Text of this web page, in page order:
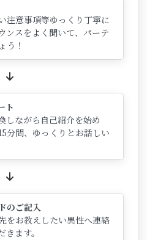
注意事項等ゆっくり丁寧に
ンスをよく聞いて、パーテ
う！
ト
しながら自己紹介を始め
分間、ゆっくりとお話しい
のご記入
をお教えしたい異性へ連絡
ます。